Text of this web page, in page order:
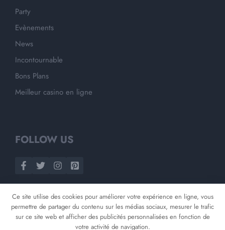
Party
Evènements
News
Incontournable
Bons Plans
Meilleur casino en ligne
FOLLOW US
Ce site utilise des cookies pour améliorer votre expérience en ligne, vous
permettre de partager du contenu sur les médias sociaux, mesurer le trafic
sur ce site web et afficher des publicités personnalisées en fonction de
votre activité de navigation.